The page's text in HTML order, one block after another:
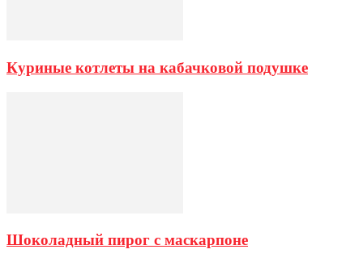
Куриные котлеты на кабачковой подушке
Шоколадный пирог с маскарпоне